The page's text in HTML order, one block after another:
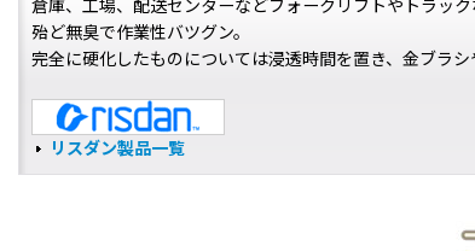
倉庫、工場、配送センターなどフォークリフトやトラッ
殆ど無臭で作業性バツグン。
完全に硬化したものについては浸透時間を置き、金ブラ
リスダン製品一覧